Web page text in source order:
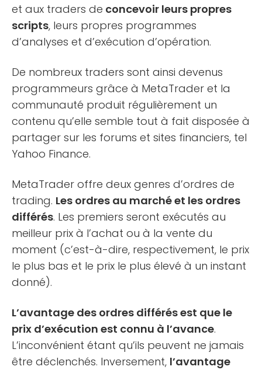
et aux traders de concevoir leurs propres
scripts, leurs propres programmes
d’analyses et d’exécution d’opération.
De nombreux traders sont ainsi devenus
programmeurs grâce à MetaTrader et la
communauté produit régulièrement un
contenu qu’elle semble tout à fait disposée à
partager sur les forums et sites financiers, tel
Yahoo Finance.
MetaTrader offre deux genres d’ordres de
trading. Les ordres au marché et les ordres
différés. Les premiers seront exécutés au
meilleur prix à l’achat ou à la vente du
moment (c’est-à-dire, respectivement, le prix
le plus bas et le prix le plus élevé à un instant
donné).
L’avantage des ordres différés est que le
prix d’exécution est connu à l’avance.
L’inconvénient étant qu’ils peuvent ne jamais
être déclenchés. Inversement, l’avantage